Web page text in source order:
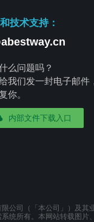
技术支持：
么问题吗？
我们发一封电子邮件
你。
内部文件下载入口
公司（「本公司」）及
统所有。本网站转载图